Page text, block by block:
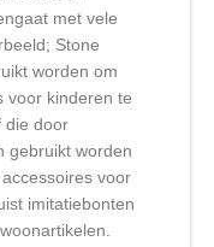
met vele
Stone
worden om
voor kinderen te
die door
gebruikt worden
voor
imitatiebonten